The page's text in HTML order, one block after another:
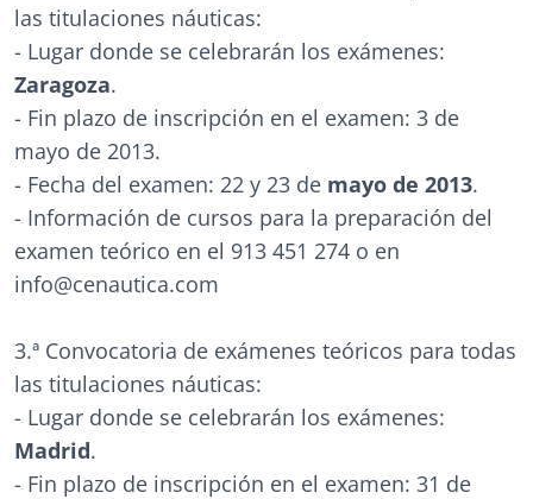
las titulaciones náuticas:
- Lugar donde se celebrarán los exámenes:
Zaragoza.
- Fin plazo de inscripción en el examen: 3 de
mayo de 2013.
- Fecha del examen: 22 y 23 de mayo de 2013.
- Información de cursos para la preparación del
examen teórico en el 913 451 274 o en
info@cenautica.com
3.ª Convocatoria de exámenes teóricos para todas
las titulaciones náuticas:
- Lugar donde se celebrarán los exámenes:
Madrid.
- Fin plazo de inscripción en el examen: 31 de